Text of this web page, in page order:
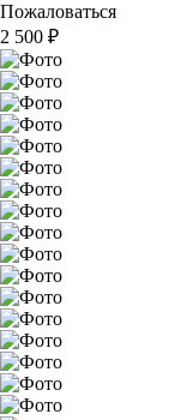
Пожаловаться
2 500 ₽